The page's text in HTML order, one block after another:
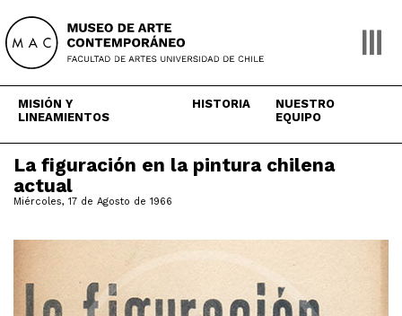
content
MISIÓN Y
LINEAMIENTOS
HISTORIA
NUESTRO
EQUIPO
La figuración en la pintura chilena
actual
Miércoles, 17 de Agosto de 1966